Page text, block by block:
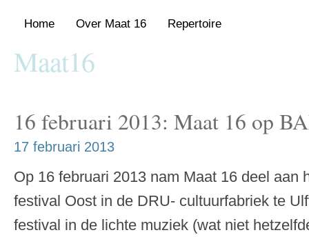
Home Over Maat 16 Repertoire
Maat16
16 februari 2013: Maat 16 op
17 februari 2013
Op 16 februari 2013 nam Maat 16 deel aan
festival Oost in de DRU- cultuurfabriek te
festival in de lichte muziek (wat niet